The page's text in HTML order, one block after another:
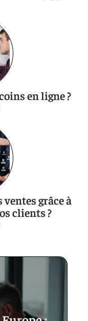
en ligne ?
grâce à
clients ?